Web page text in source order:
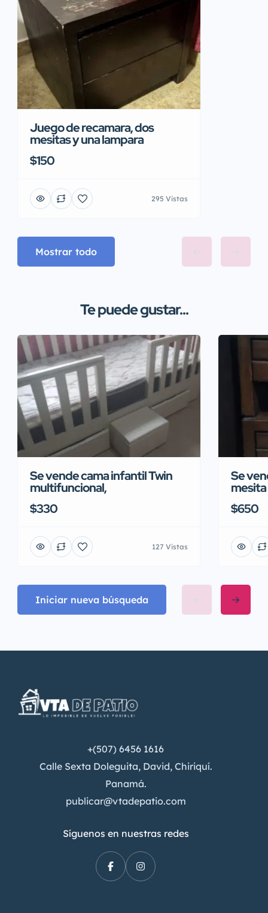
Juego de recamara, dos
mesitas y una lampara
$150
295 Vistas
Mostrar todo
Te puede gustar...
Se vende cama infantil Twin
multifuncional,
$330
127 Vistas
Se
mesita
$650
Iniciar nueva búsqueda
+(507) 6456 1616
Calle Sexta Doleguita, David, Chiriquí.
Panamá.
publicar@vtadepatio.com
Síguenos en nuestras redes